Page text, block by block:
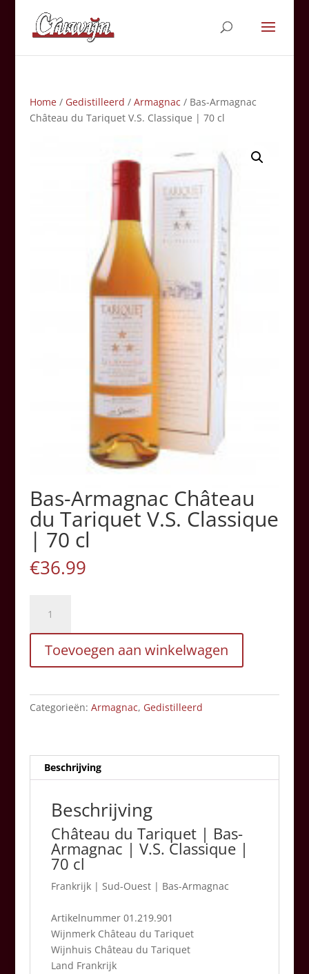
Home/ Gedistilleerd / Armagnac / Bas-Armagnac
Château du Tariquet V.S. Classique | 70 cl
Bas-Armagnac Château
du Tariquet V.S. Classique
| 70 cl
€36.99
Armagnac
Château
Tariquet
Classique
|
aantal
Toevoegen aan winkelwagen
Categorieën: Armagnac, Gedistilleerd
Beschrijving
Beschrijving
Château du Tariquet | Bas-
Armagnac | V.S. Classique |
70 cl
Frankrijk| Sud-Ouest | Bas-Armagnac
Artikelnummer 01.219.901
Wijnmerk Château du Tariquet
Wijnhuis Château du Tariquet
Land Frankrijk